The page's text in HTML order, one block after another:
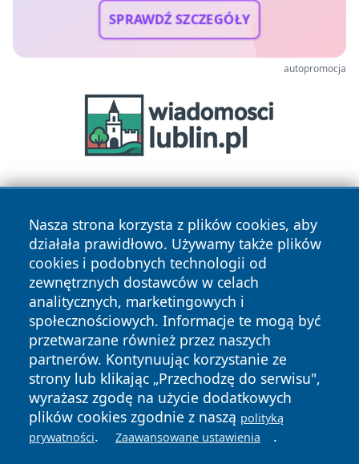
SPRAWDŹ SZCZEGÓŁY
autopromocja
Nasza strona korzysta z plików cookies, aby
działała prawidłowo. Używamy także plików
cookies i podobnych technologii od
zewnętrznych dostawców w celach
analitycznych, marketingowych i
społecznościowych. Informacje te mogą być
przetwarzane również przez naszych
partnerów. Kontynuując korzystanie ze
strony lub klikając „Przechodzę do serwisu",
wyrażasz zgodę na użycie dodatkowych
plików cookies zgodnie z naszą polityką
prywatności. Zaawansowane ustawienia .
Copyright © 2026 nowinypilskie.pl Wszystkie prawa
zastrzeżone.
News Autorzy
Polityka
Prywatności
Polityka
Cookies